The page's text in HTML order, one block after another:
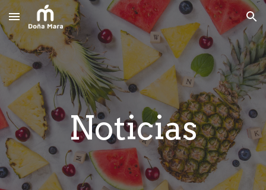
Skip to main content Skip to navigation
Noticias